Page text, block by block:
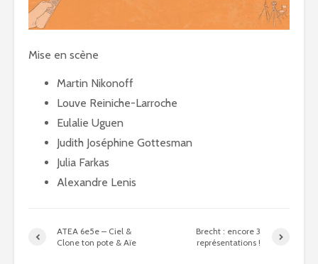
Mise en scène
Martin Nikonoff
Louve Reiniche-Larroche
Eulalie Uguen
Judith Joséphine Gottesman
Julia Farkas
Alexandre Lenis
ATEA 6e5e – Ciel &
Clone ton pote & Aïe
Brecht : encore 3
représentations !